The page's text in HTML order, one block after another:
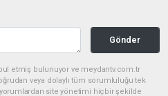
Gönder
etmiş bulunuyor ve meydantv.com.tr
veya dolaylı tüm sorumluluğu tek
yorumlardan site yönetimi hiçbir şekilde